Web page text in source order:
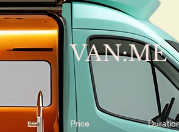
VAN:ME
Price